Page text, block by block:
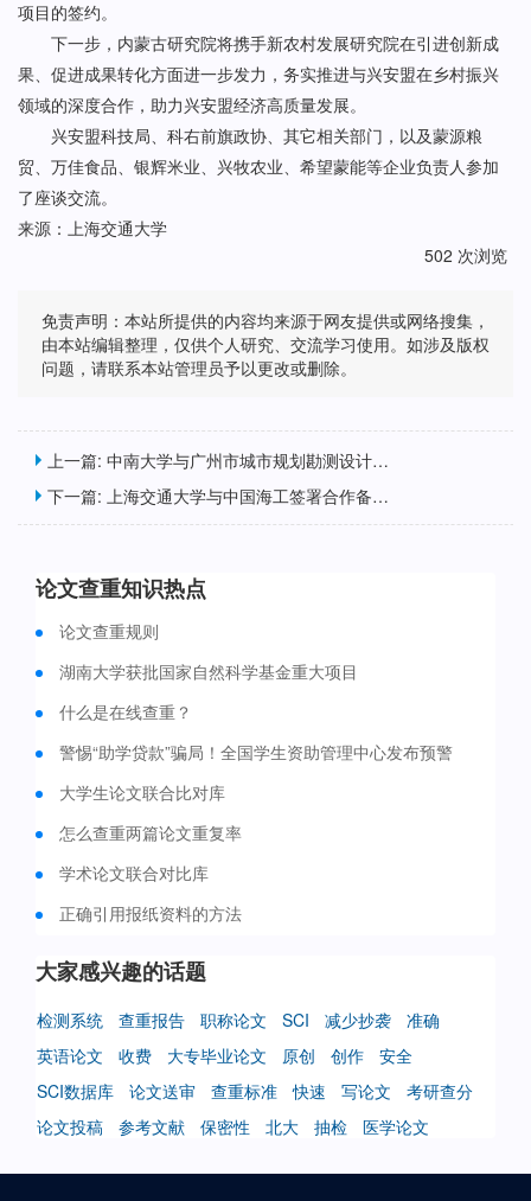
项目的签约。
下一步，内蒙古研究院将携手新农村发展研究院在引进创新成
果、促进成果转化方面进一步发力，务实推进与兴安盟在乡村振兴
领域的深度合作，助力兴安盟经济高质量发展。
兴安盟科技局、科右前旗政协、其它相关部门，以及蒙源粮
贸、万佳食品、银辉米业、兴牧农业、希望蒙能等企业负责人参加
了座谈交流。
来源：上海交通大学
502 次浏览
免责声明：本站所提供的内容均来源于网友提供或网络搜集，
由本站编辑整理，仅供个人研究、交流学习使用。如涉及版权
问题，请联系本站管理员予以更改或删除。
上一篇: 中南大学与广州市城市规划勘测设计研究院签署科技创新合作协议
下一篇: 上海交通大学与中国海工签署合作备忘录
论文查重知识热点
论文查重规则
湖南大学获批国家自然科学基金重大项目
什么是在线查重？
警惕“助学贷款”骗局！全国学生资助管理中心发布预警
大学生论文联合比对库
怎么查重两篇论文重复率
学术论文联合对比库
正确引用报纸资料的方法
大家感兴趣的话题
检测系统 查重报告 职称论文 SCI 减少抄袭
准确
英语论文
收费 大专毕业论文 原创 创作
安全
SCI数据库
论文送审 查重标准 快速 写论文
考研查分
论文投稿
参考文献 保密性 北大 抽检 医学论文